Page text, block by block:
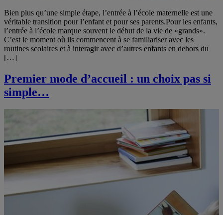
Bien plus qu’une simple étape, l’entrée à l’école maternelle est une
véritable transition pour l’enfant et pour ses parents.Pour les enfants,
l’entrée à l’école marque souvent le début de la vie de «grands».
C’est le moment où ils commencent à se familiariser avec les
routines scolaires et à interagir avec d’autres enfants en dehors du
[…]
Premier mode d’accueil : un choix pas si
simple…